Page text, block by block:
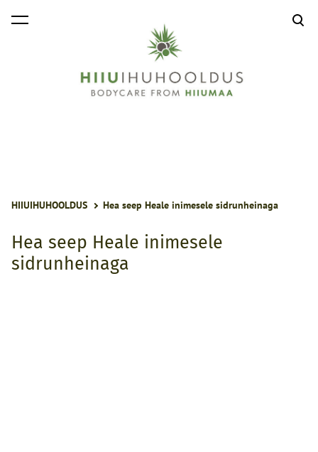
lisati ostukorvi. Vaata ostukorvi
HIIUIHUHOOLDUS Hea seep Heale inimesele sidrunheinaga
Hea seep Heale inimesele
sidrunheinaga